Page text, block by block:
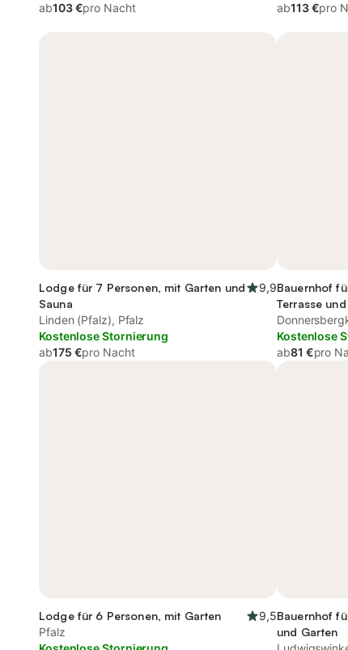
ab103 €pro Nacht
ab113 €pro
Lodge für 7 Personen, mit Garten und
Sauna
9,9
Linden (Pfalz), Pfalz
Kostenlose Stornierung
ab175 €pro Nacht
Bauernhof
Terrasse
Kostenlose
ab81 €pro
Lodge für 6 Personen, mit Garten
9,5
Pfalz
Bauernhof
und Garten